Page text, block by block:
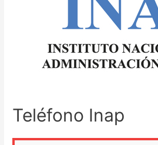
Teléfono Inap